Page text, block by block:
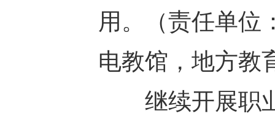
用。（责任单位
电教馆，地方教
继续开展职业